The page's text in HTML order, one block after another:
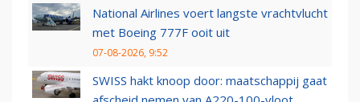
National Airlines voert langste vrachtvlucht
met Boeing 777F ooit uit
07-08-2026, 9:52
SWISS hakt knoop door: maatschappij gaat